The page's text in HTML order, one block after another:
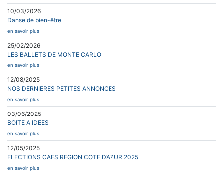
10/03/2026
Danse de bien-être
en savoir plus
25/02/2026
LES BALLETS DE MONTE CARLO
en savoir plus
12/08/2025
NOS DERNIERES PETITES ANNONCES
en savoir plus
03/06/2025
BOITE A IDEES
en savoir plus
12/05/2025
ELECTIONS CAES REGION COTE D’AZUR 2025
en savoir plus